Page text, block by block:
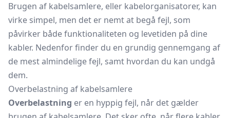
Brugen af kabelsamlere, eller kabelorganisatorer, kan
virke simpel, men det er nemt at begå fejl, som
påvirker både funktionaliteten og levetiden på dine
kabler. Nedenfor finder du en grundig gennemgang af
de mest almindelige fejl, samt hvordan du kan undgå
dem.
Overbelastning af kabelsamlere
Overbelastning er en hyppig fejl, når det gælder